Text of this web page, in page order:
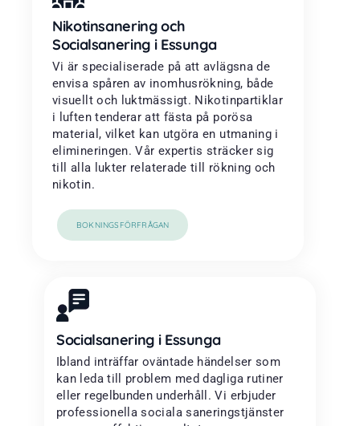
Nikotinsanering och
Socialsanering i Essunga
Vi är specialiserade på att avlägsna de
envisa spåren av inomhusrökning, både
visuellt och luktmässigt. Nikotinpartiklar
i luften tenderar att fästa på porösa
material, vilket kan utgöra en utmaning i
elimineringen. Vår expertis sträcker sig
till alla lukter relaterade till rökning och
nikotin.
BOKNINGSFÖRFRÅGAN
Socialsanering i Essunga
Ibland inträffar oväntade händelser som
kan leda till problem med dagliga rutiner
eller regelbunden underhåll. Vi erbjuder
professionella sociala saneringstjänster